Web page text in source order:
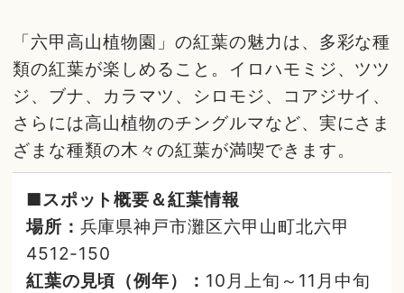
「六甲高山植物園」の紅葉の魅力は、多彩な種
類の紅葉が楽しめること。イロハモミジ、ツツ
ジ、ブナ、カラマツ、シロモジ、コアジサイ、
さらには高山植物のチングルマなど、実にさま
ざまな種類の木々の紅葉が満喫できます。
■スポット概要＆紅葉情報
場所： 兵庫県神戸市灘区六甲山町北六甲
4512-150
紅葉の見頃（例年）： 10月上旬～11月中旬